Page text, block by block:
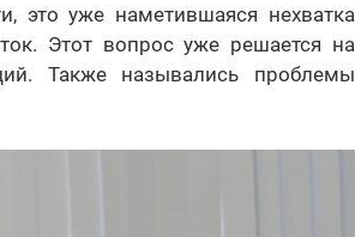
это уже наметившаяся нехватка
Этот вопрос уже решается на
Также назывались проблемы